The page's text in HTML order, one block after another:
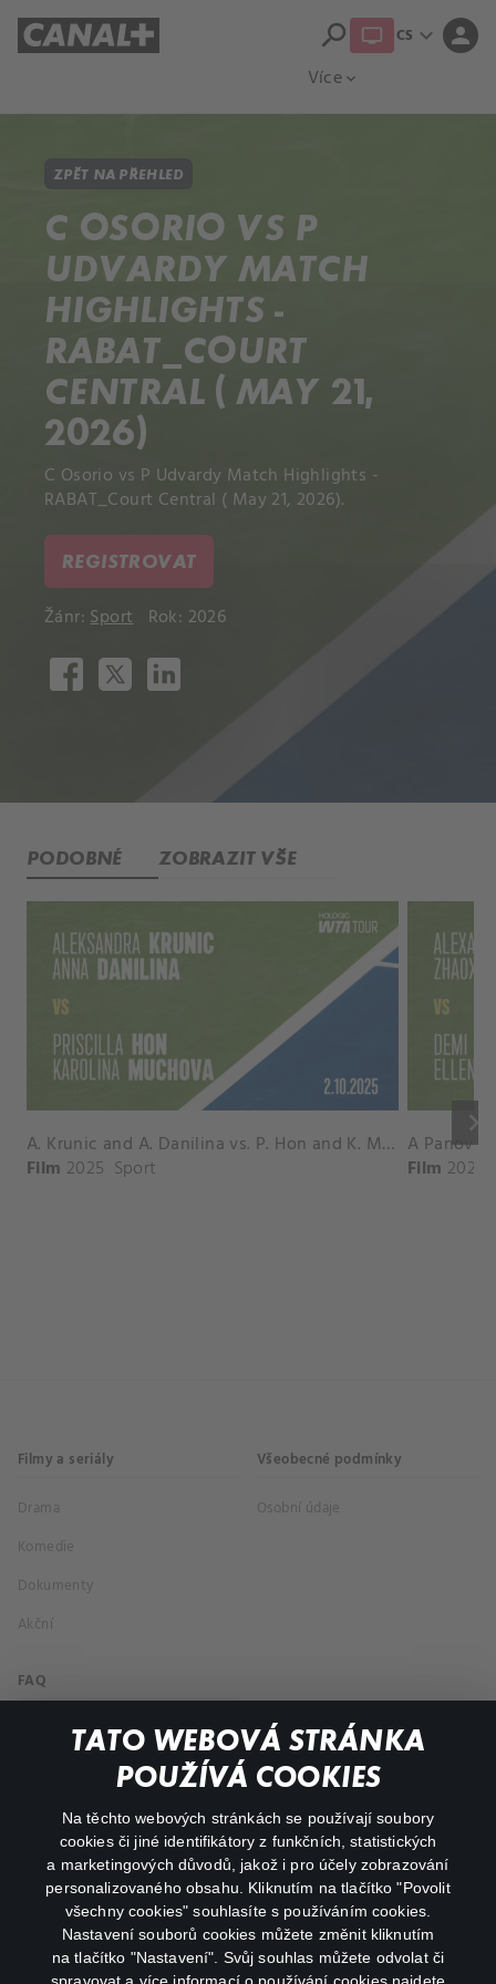
TATO WEBOVÁ STRÁNKA
POUŽÍVÁ COOKIES
Na těchto webových stránkách se používají soubory
cookies či jiné identifikátory z funkčních, statistických
a marketingových důvodů, jakož i pro účely zobrazování
personalizovaného obsahu. Kliknutím na tlačítko "Povolit
všechny cookies" souhlasíte s používáním cookies.
Nastavení souborů cookies můžete změnit kliknutím
na tlačítko "Nastavení". Svůj souhlas můžete odvolat či
Více expand_more
search CS expand_more person
ZPĚT NA PŘEHLED
C OSORIO VS P
UDVARDY MATCH
HIGHLIGHTS -
RABAT_COURT
CENTRAL ( MAY 21,
2026)
C Osorio vs P Udvardy Match Highlights -
RABAT_Court Central ( May 21, 2026).
REGISTROVAT
Žánr:Sport Rok: 2026
PODOBNÉ ZOBRAZIT VŠE
keyboard_arrow_right
A. Krunic and A. Danilina vs. P. Hon and K. Muchova Match Highlights - BEIJING_Capital Group Diamond ( October 02, 2025)
Film 2025 Sport Film 2026
Filmy a seriály
Drama
Komedie
Dokumenty
Akční
Všeobecné podmínky
Osobní údaje
FAQ
Můj účet
Důležité odkazy
facebookinstagram
youtube